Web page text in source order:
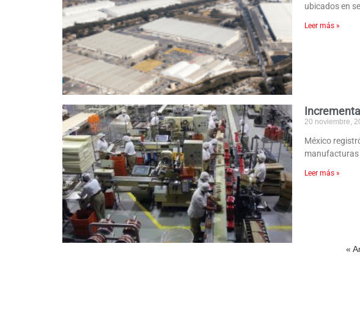
ubicados en
Leer más »
20 noviembre,
México
manufacturas
Leer más »
«